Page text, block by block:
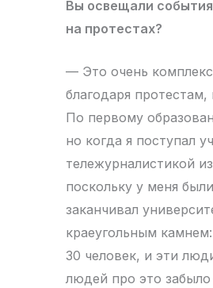
Вы освещали
на протестах?
— Это очень
благодаря
По первому
но когда я поступал
тележурналистикой
поскольку у меня
заканчивал
краеугольным
30 человек, и эти
людей про это